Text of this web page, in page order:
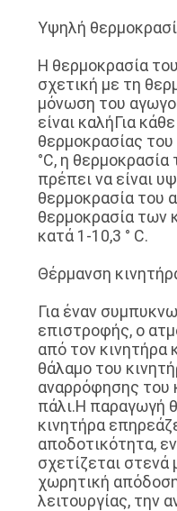
ΕΙΔΉΣΕΙΣ
ΠΕΡΙΠΤΏΣΕΙΣ
ΖΗΤΉΣΤΕ
ΈΝΑ
ΑΠΌΣΠΑΣΜΑ
SITEMAP
ΠΟΛΙΤΙΚΉ
ΑΠΟΡΡΉΤΟΥ
Υψηλή
Η θερμοκρασία
σχετική με τη
μόνωση του
είναι καλήΓια
θερμοκρασίας
°C, η
πρέπει να είναι
θερμοκρασία του
θερμοκρασία των
κατά 1-10,3 ° C.
Θέρμανση
Για έναν
επιστροφής, ο
από τον κινητήρα
θάλαμο του
αναρρόφησης του
πάλι.Η παραγωγή
κινητήρα
αποδοτικότητα,
σχετίζεται στενά
χωρητική
λειτουργίας, την